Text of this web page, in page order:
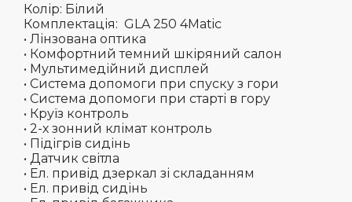
Колір: Білий
Комплектація: GLA 250 4Matic
• Лінзована оптика
• Комфортний темний шкіряний салон
• Мультимедійний дисплей
• Система допомоги при спуску з гори
• Система допомоги при старті в гору
• Круїз контроль
• 2-х зонний клімат контроль
• Підігрів сидінь
• Датчик світла
• Ел. привід дзеркал зі складанням
• Ел. привід сидінь